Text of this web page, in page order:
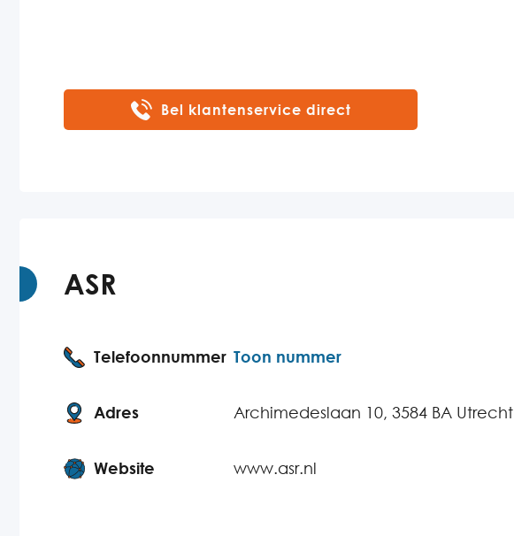
Bel klantenservice direct
ASR
Telefoonnummer Toon nummer
Adres Archimedeslaan 10, 3584 BA Utrecht
Website www.asr.nl